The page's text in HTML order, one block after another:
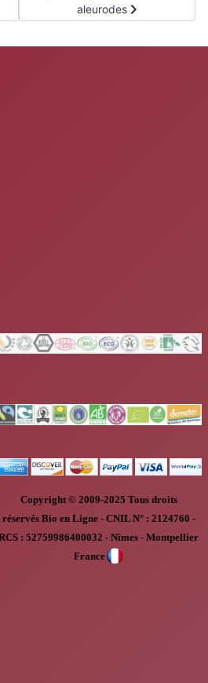
aleurodes
Copyright © 2009-2025 Tous droits
réservésBio en Ligne - CNIL N° : 2124760 -
: 52759986400032 - Nîmes - Montpellier
France